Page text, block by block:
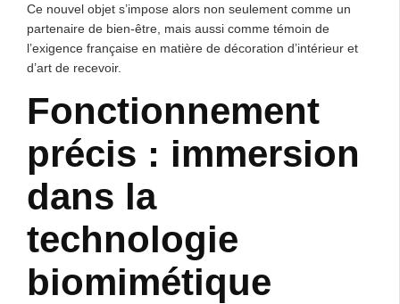
Ce nouvel objet s’impose alors non seulement comme un
partenaire de bien-être, mais aussi comme témoin de
l’exigence française en matière de décoration d’intérieur et
d’art de recevoir.
Fonctionnement
précis : immersion
dans la
technologie
biomimétique